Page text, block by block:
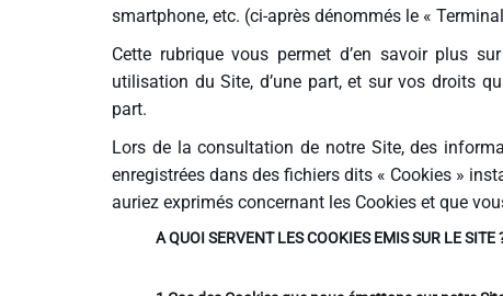
Météo Nice
Alerte Méduses 06
smartphone, etc. (ci-après dénommés le «
Cette rubrique vous permet d’en savoir plus
utilisation du Site, d’une part, et sur vos droits
part.
Lors de la consultation de notre Site, des
enregistrées dans des fichiers dits « Cookies »
auriez exprimés concernant les Cookies et que
A QUOI SERVENT LES COOKIES EMIS SUR LE SITE